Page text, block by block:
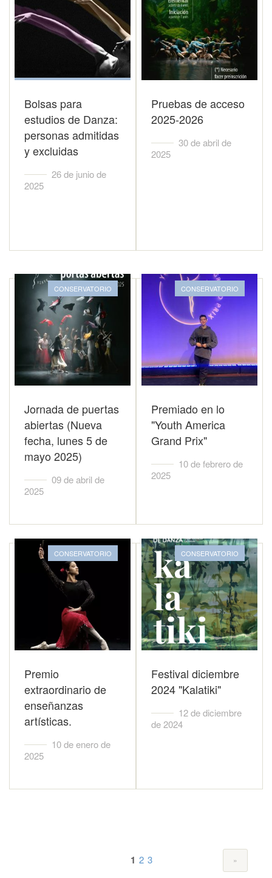
Bolsas para
estudios de Danza:
personas admitidas
y excluidas
26 de junio de
2025
Pruebas de acceso
2025-2026
30 de abril de
2025
CONSERVATORIO
Jornada de puertas
abiertas (Nueva
fecha, lunes 5 de
mayo 2025)
09 de abril de
2025
CONSERVATORIO
Premiado en lo
"Youth America
Grand Prix"
10 de febrero de
2025
CONSERVATORIO
Premio
extraordinario de
enseñanzas
artísticas.
10 de enero de
2025
CONSERVATORIO
Festival diciembre
2024 "Kalatiki"
12 de diciembre
de 2024
1 2 3